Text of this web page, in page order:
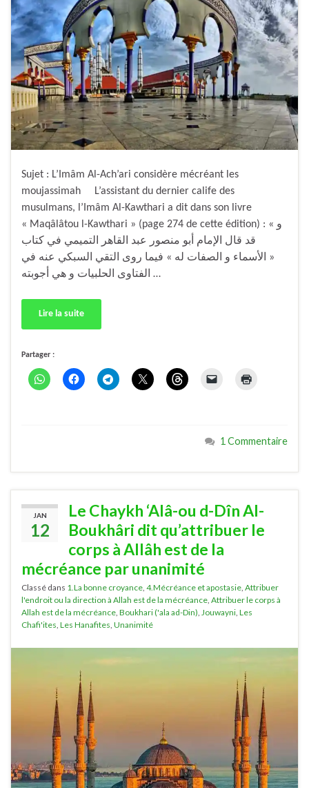
Sujet : L’Imâm Al-Ach’ari considère mécréant les
moujassimah L’assistant du dernier calife des
musulmans, l’Imâm Al-Kawthari a dit dans son livre
« Maqâlâtou l-Kawthari » (page 274 de cette édition) : « و
قد قال الإمام أبو منصور عبد القاهر التميمي في كتاب
« الأسماء و الصفات له » فيما روى التقي السبكي عنه في
الفتاوى الحلبيات و هي أجوبته …
Lire la suite
Partager :
1 Commentaire
JAN
12
Le Chaykh ‘Alâ-ou d-Dîn Al-
Boukhâri dit qu’attribuer le
corps à Allâh est de la
mécréance par unanimité
Classé dans 1.La bonne croyance, 4.Mécréance et apostasie, Attribuer
l'endroit ou la direction à Allah est de la mécréance, Attribuer le corps à
Allah est de la mécréance, Boukhari ('ala ad-Din), Jouwayni, Les
Chafi'ites, Les Hanafites, Unanimité